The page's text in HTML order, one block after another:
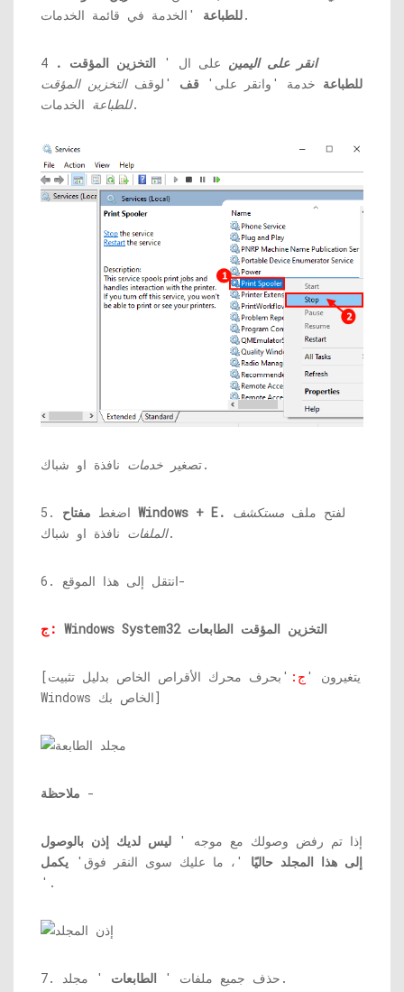
للطباعة'الخدمة في قائمة الخدمات.
4 . انقر على اليمين على ال ' التخزين المؤقت
للطباعة خدمة 'وانقر على' قف 'لوقفالتخزين المؤقت
للطباعةالخدمات.
تصغير خدمات نافذة او شباك.
5. اضغط مفتاح Windows + E. لفتح ملف مستكشف
الملفاتنافذة او شباك.
6. انتقل إلى هذا الموقع-
ج: Windows System32 التخزين المؤقت الطابعات
[يتغيرون ' ج: 'بحرف محرك الأقراص الخاص بدليل تثبيت
Windows الخاص بك]
ملاحظة -
إذا تم رفض وصولك مع موجه ' ليس لديك إذن بالوصول
إلى هذا المجلد حاليًا '، ما عليك سوى النقر فوق' يكمل
'.
7. حذف جميع ملفات ' الطابعات ' مجلد.